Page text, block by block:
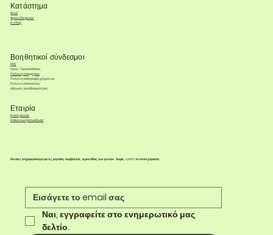
Κατάστημα
Φυτά
Φροντίδα φυτών
e-shop
Βοηθητικοί σύνδεσμοι
FAQ
Όροι & Προϋποθέσεις
Πολιτική απορρήτου
Πολιτική επιστροφής χρημάτων
Πολιτική αποστολών
Δήλωση προσβασιμότητας
Εταιρία
Η ιστορία μας
Επικοινωνήστε μαζί μας
Θα σας ενημερώσουμε για τις μηνιαίες συμβουλές φροντίδας των φυτών. Χωρίς spam, το υποσχόμαστε.
Ναι, εγγραφείτε στο ενημερωτικό μας
δελτίο.